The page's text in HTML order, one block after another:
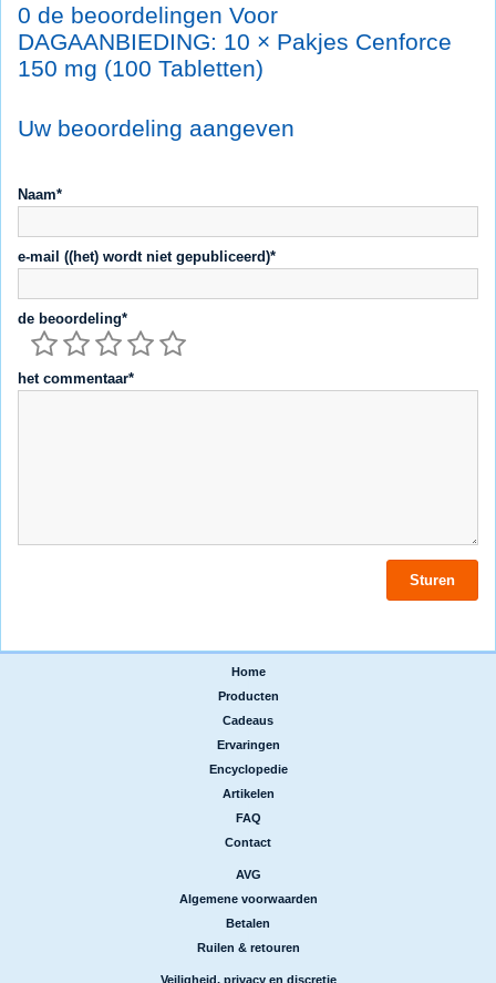
0 de beoordelingen Voor
DAGAANBIEDING: 10 × Pakjes Cenforce
150 mg (100 Tabletten)
Uw beoordeling aangeven
Naam*
e-mail ((het) wordt niet gepubliceerd)*
de beoordeling*
het commentaar*
Home
Producten
Cadeaus
Ervaringen
Encyclopedie
Artikelen
FAQ
Contact
AVG
Algemene voorwaarden
Betalen
Ruilen & retouren
Veiligheid, privacy en discretie